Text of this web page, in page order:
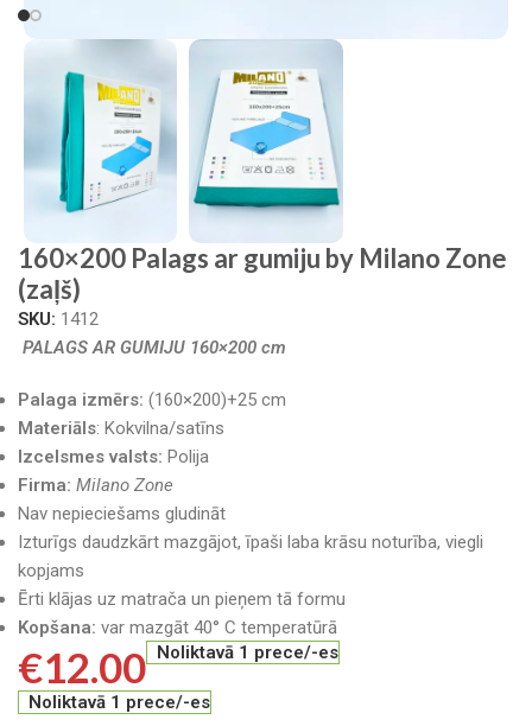
160×200 Palags ar gumiju by Milano Zone
(zaļš)
SKU: 1412
PALAGS AR GUMIJU 160×200 cm
Palaga izmērs: (160×200)+25 cm
Materiāls: Kokvilna/satīns
Izcelsmes valsts: Polija
Firma: Milano Zone
Nav nepieciešams gludināt
Izturīgs daudzkārt mazgājot, īpaši laba krāsu noturība, viegli
kopjams
Ērti klājas uz matrača un pieņem tā formu
Kopšana: var mazgāt 40° C temperatūrā
€12.00 Noliktavā 1 prece/-es
Noliktavā 1 prece/-es